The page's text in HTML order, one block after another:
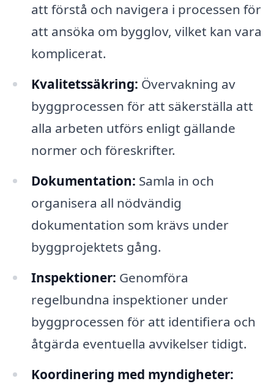
att förstå och navigera i processen för
att ansöka om bygglov, vilket kan vara
komplicerat.
Kvalitetssäkring: Övervakning av
byggprocessen för att säkerställa att
alla arbeten utförs enligt gällande
normer och föreskrifter.
Dokumentation: Samla in och
organisera all nödvändig
dokumentation som krävs under
byggprojektets gång.
Inspektioner: Genomföra
regelbundna inspektioner under
byggprocessen för att identifiera och
åtgärda eventuella avvikelser tidigt.
Koordinering med myndigheter: